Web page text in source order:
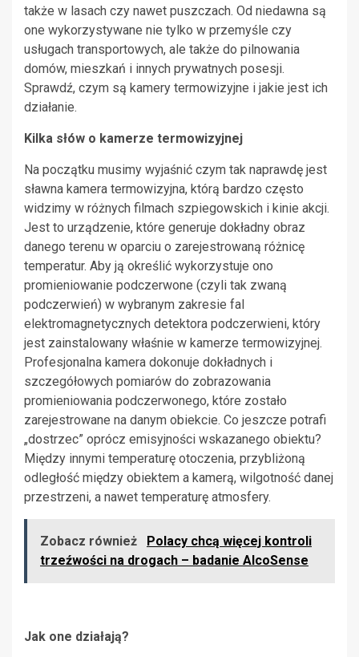
także w lasach czy nawet puszczach. Od niedawna są
one wykorzystywane nie tylko w przemyśle czy
usługach transportowych, ale także do pilnowania
domów, mieszkań i innych prywatnych posesji.
Sprawdź, czym są kamery termowizyjne i jakie jest ich
działanie.
Kilka słów o kamerze termowizyjnej
Na początku musimy wyjaśnić czym tak naprawdę jest
sławna kamera termowizyjna, którą bardzo często
widzimy w różnych filmach szpiegowskich i kinie akcji.
Jest to urządzenie, które generuje dokładny obraz
danego terenu w oparciu o zarejestrowaną różnicę
temperatur. Aby ją określić wykorzystuje ono
promieniowanie podczerwone (czyli tak zwaną
podczerwień) w wybranym zakresie fal
elektromagnetycznych detektora podczerwieni, który
jest zainstalowany właśnie w kamerze termowizyjnej.
Profesjonalna kamera dokonuje dokładnych i
szczegółowych pomiarów do zobrazowania
promieniowania podczerwonego, które zostało
zarejestrowane na danym obiekcie. Co jeszcze potrafi
„dostrzec” oprócz emisyjności wskazanego obiektu?
Między innymi temperaturę otoczenia, przybliżoną
odległość między obiektem a kamerą, wilgotność danej
przestrzeni, a nawet temperaturę atmosfery.
Zobacz również
Polacy chcą więcej kontroli
trzeźwości na drogach – badanie AlcoSense
Jak one działają?